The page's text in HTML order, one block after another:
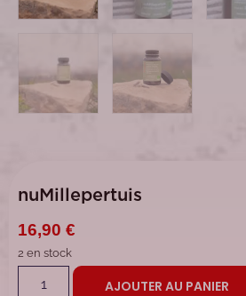
nuMillepertuis
16,90 €
2 en stock
AJOUTER AU PANIER